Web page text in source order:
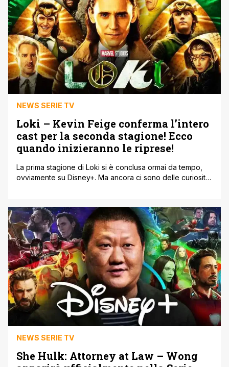
NEWS SERIE TV
Loki – Kevin Feige conferma l’intero
cast per la seconda stagione! Ecco
quando inizieranno le riprese!
La prima stagione di Loki si è conclusa ormai da tempo,
ovviamente su Disney+. Ma ancora ci sono delle curiosità
piacimento dopo essere fuggito con il Tesseract nel 2012
durante gli eventi di Avengers: Endgame (2019), attirando
l’attenzione della Time Variance Authority. Durante la
presentazione al Disney's Upfront [']
NEWS SERIE TV
She Hulk: Attorney at Law – Wong